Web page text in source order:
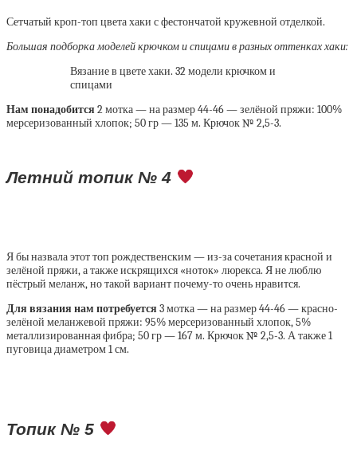
Сетчатый кроп-топ цвета хаки с фестончатой кружевной отделкой.
Большая подборка моделей крючком и спицами в разных оттенках хаки:
Вязание в цвете хаки. 32 модели крючком и
спицами
Нам понадобится 2 мотка — на размер 44-46 — зелёной пряжи: 100%
мерсеризованный хлопок; 50 гр — 135 м. Крючок № 2,5-3.
Летний топик № 4
Я бы назвала этот топ рождественским — из-за сочетания красной и
зелёной пряжи, а также искрящихся «ноток» люрекса. Я не люблю
пёстрый меланж, но такой вариант почему-то очень нравится.
Для вязания нам потребуется 3 мотка — на размер 44-46 — красно-
зелёной меланжевой пряжи: 95% мерсеризованный хлопок, 5%
металлизированная фибра; 50 гр — 167 м. Крючок № 2,5-3. А также 1
пуговица диаметром 1 см.
Топик № 5